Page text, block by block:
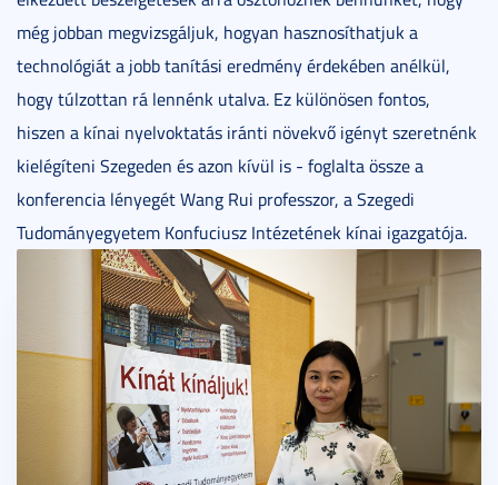
még jobban megvizsgáljuk, hogyan hasznosíthatjuk a
technológiát a jobb tanítási eredmény érdekében anélkül,
hogy túlzottan rá lennénk utalva. Ez különösen fontos,
hiszen a kínai nyelvoktatás iránti növekvő igényt szeretnénk
kielégíteni Szegeden és azon kívül is - foglalta össze a
konferencia lényegét Wang Rui professzor, a Szegedi
Tudományegyetem Konfuciusz Intézetének kínai igazgatója.